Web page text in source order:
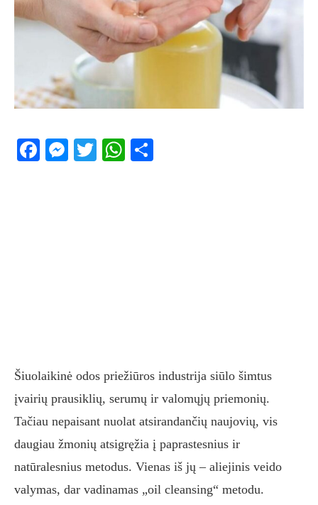
Facebook
Messenger
TwitterWhatsApp
Šiuolaikinė odos priežiūros industrija siūlo šimtus
įvairių prausiklių, serumų ir valomųjų priemonių.
Tačiau nepaisant nuolat atsirandančių naujovių, vis
daugiau žmonių atsigręžia į paprastesnius ir
natūralesnius metodus. Vienas iš jų – aliejinis veido
valymas, dar vadinamas „oil cleansing“ metodu.